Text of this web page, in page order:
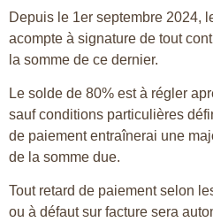
Depuis le 1er septembre 2024,
acompte à signature de tout
la somme de ce dernier.
Le solde de 80% est à régler
sauf conditions particulières
de paiement entraînerai une
de la somme due.
Tout retard de paiement selon
ou à défaut sur facture sera